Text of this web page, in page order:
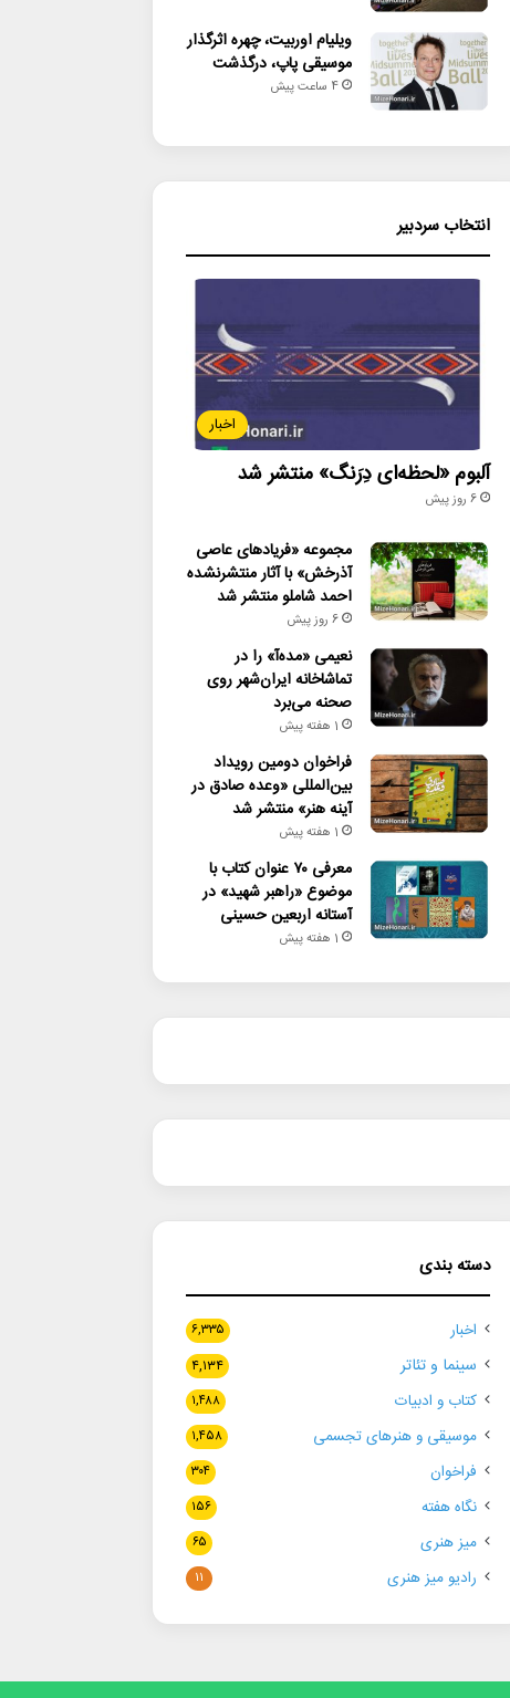
ویلیام اوربیت، چهره اثرگذار
موسیقی پاپ، درگذشت
4 ساعت پیش
انتخاب سردبیر
اخبار
آلبوم «لحظه‌ای دِرَنگ» منتشر شد
6 روز پیش
مجموعه «فریادهای عاصی
آذرخش» با آثار منتشرنشده
احمد شاملو منتشر شد
6 روز پیش
نعیمی «مده‌آ» را در
تماشاخانه ایران‌شهر روی
صحنه می‌برد
1 هفته پیش
فراخوان دومین رویداد
بین‌المللی «وعده صادق در
آینه هنر» منتشر شد
1 هفته پیش
معرفی ۷۰ عنوان کتاب با
موضوع «راهبر شهید» در
آستانه اربعین حسینی
1 هفته پیش
دسته بندی
اخبار ۶,۳۳۵
سینما و تئاتر ۴,۱۳۴
کتاب و ادبیات ۱,۴۸۸
موسیقی و هنرهای تجسمی ۱,۴۵۸
فراخوان ۳۰۴
نگاه هفته ۱۵۶
میز هنری ۶۵
رادیو میز هنری ۱۱